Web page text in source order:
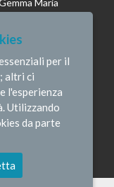
Maria
Cosi,
per il
altri ci
l'esperienza
Utilizzando
da parte